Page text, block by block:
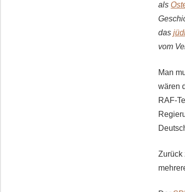
als
das
vom
Man
wären
RAF-
Zurück